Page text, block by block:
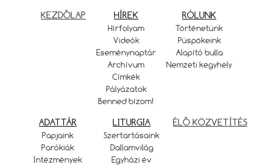
KEZDŐLAP HÍREK
Hírfolyam
Videók
Eseménynaptár
Archívum
Címkék
Pályázatok
Benned bízom!
RÓLUNK
Történetünk
Püspökeink
Alapító bulla
Nemzeti kegyhely
ADATTÁR
Papjaink
Parókiák
Intézmények
LITURGIA
Szertartásaink
Dallamvilág
Egyházi év
ÉLŐ KÖZVETÍTÉS